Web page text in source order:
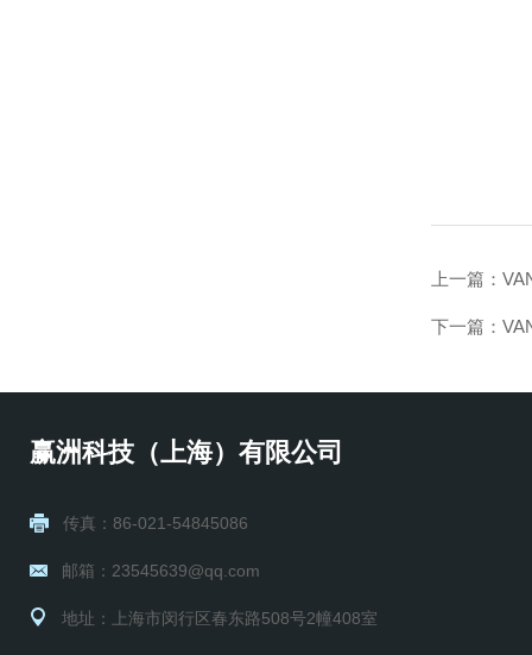
上一篇：
下一篇：
赢洲科技（上海）有限公司
传真：86-021-54845086
邮箱：23545639@qq.com
地址：上海市闵行区春东路508号2幢408室